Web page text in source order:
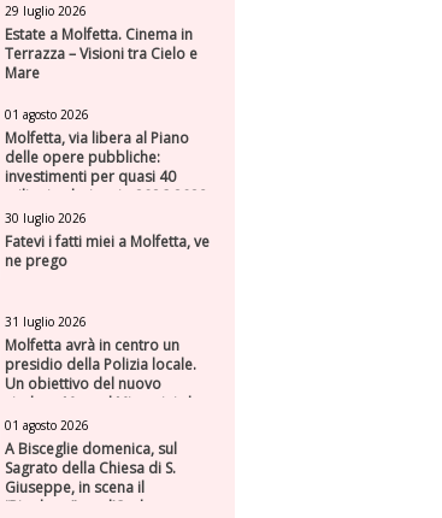
29 luglio 2026
Estate a Molfetta. Cinema in
Terrazza – Visioni tra Cielo e
Mare
01 agosto 2026
Molfetta, via libera al Piano
delle opere pubbliche:
investimenti per quasi 40
milioni nel triennio 2026-2028
30 luglio 2026
Fatevi i fatti miei a Molfetta, ve
ne prego
31 luglio 2026
Molfetta avrà in centro un
presidio della Polizia locale.
Un obiettivo del nuovo
sindaco Manuel Minervini che
diviene realtà, con la speranza
di maggiore efficienza e
presenza sul territorio
01 agosto 2026
A Bisceglie domenica, sul
Sagrato della Chiesa di S.
Giuseppe, in scena il
“Rigoletto” con l’Orchestra